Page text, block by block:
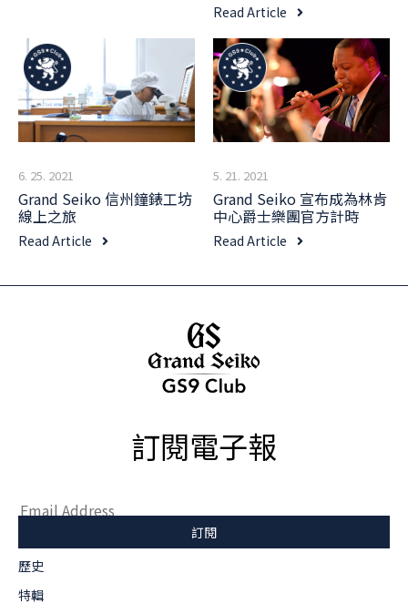
Read Article
6. 25. 2021
Grand Seiko 信州鐘錶工坊
線上之旅
Read Article
5. 21. 2021
Grand Seiko 宣布成為林肯
中心爵士樂團官方計時
Read Article
歷史
特輯
訂閱電子報